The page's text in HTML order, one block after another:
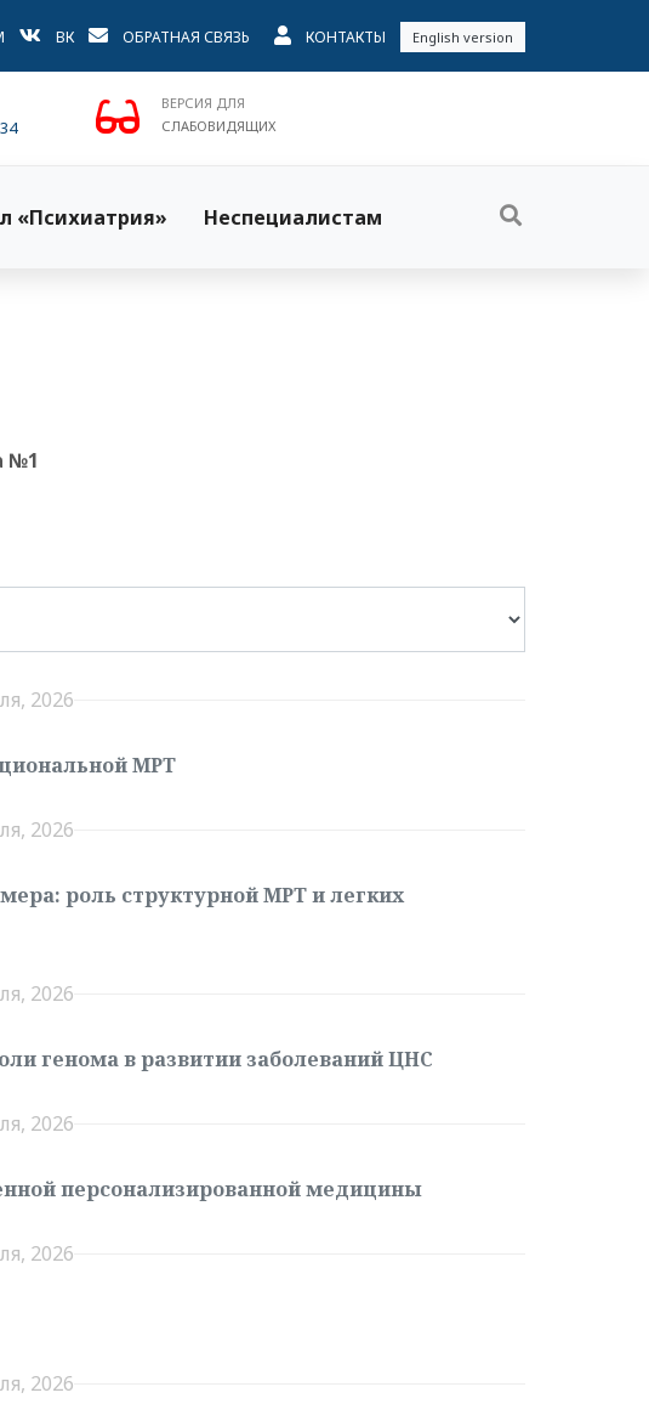
ВК ОБРАТНАЯ СВЯЗЬ КОНТАКТЫ English version
ВЕРСИЯ ДЛЯ
СЛАБОВИДЯЩИХ
«Психиатрия» Неспециалистам
№1
2026
МРТ
2026
роль структурной МРТ и легких
2026
генома в развитии заболеваний ЦНС
2026
персонализированной медицины
2026
2026